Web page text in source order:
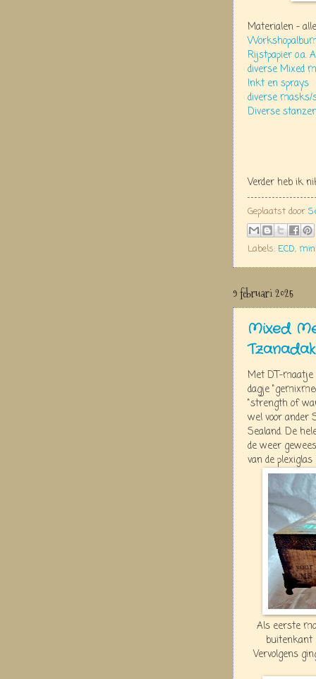
Materialen -
Rijstpapier o.a.
diverse Mixed
Inkt en sprays
diverse masks/
Diverse
Verder heb ik
Geplaatst door
Labels: ECD,
9 februari 2025
Mixed
Met DT-
dagje
"strength of
wel voor ander
Sealand. De
de weer
van de plexiglas
Als eerste
buitenkant
Vervolgens